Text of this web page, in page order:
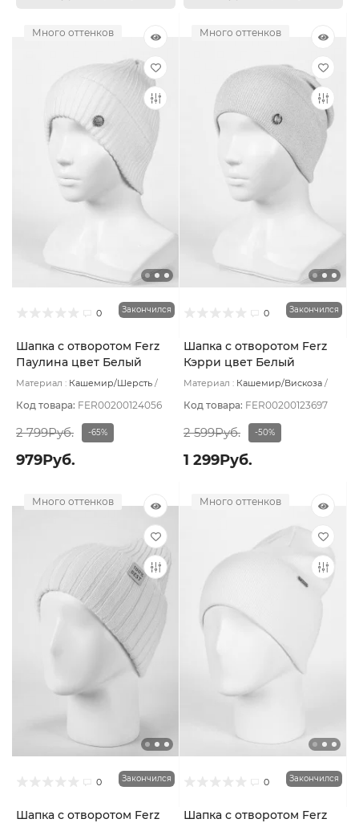
Много оттенков
0 Закончился
Шапка с отворотом Ferz
Паулина цвет Белый
Материал : Кашемир/Шерсть
Код товара: FER00200124056
2 799Руб. -65%
979Руб.
Много оттенков
0 Закончился
Шапка с отворотом Ferz
Кэрри цвет Белый
Материал : Кашемир/Вискоза
Код товара: FER00200123697
2 599Руб. -50%
1 299Руб.
Много оттенков
0 Закончился
Шапка с отворотом Ferz
Много оттенков
0 Закончился
Шапка с отворотом Ferz